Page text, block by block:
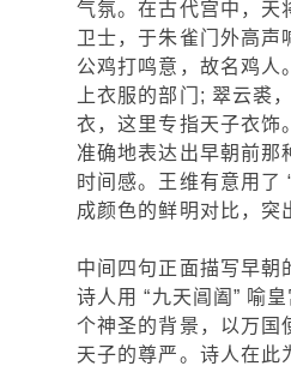
气氛。在古代宫中，天
卫士，于朱雀门外高声
公鸡打鸣意，故名鸡人
上衣服的部门; 翠云裘
衣，这里专指天子衣饰
准确地表达出早朝前那
时间感。王维有意用了
成颜色的鲜明对比，突
中间四句正面描写早朝
诗人用 “九天阊阖” 喻
个神圣的背景，以万国
天子的尊严。诗人在此